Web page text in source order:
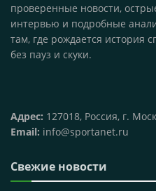
проверенные новости,
интервью и подробные
там, где рождается история
без пауз и скуки.
Адрес: 127018, Россия, г.
Email: info@sportanet.ru
Свежие новости